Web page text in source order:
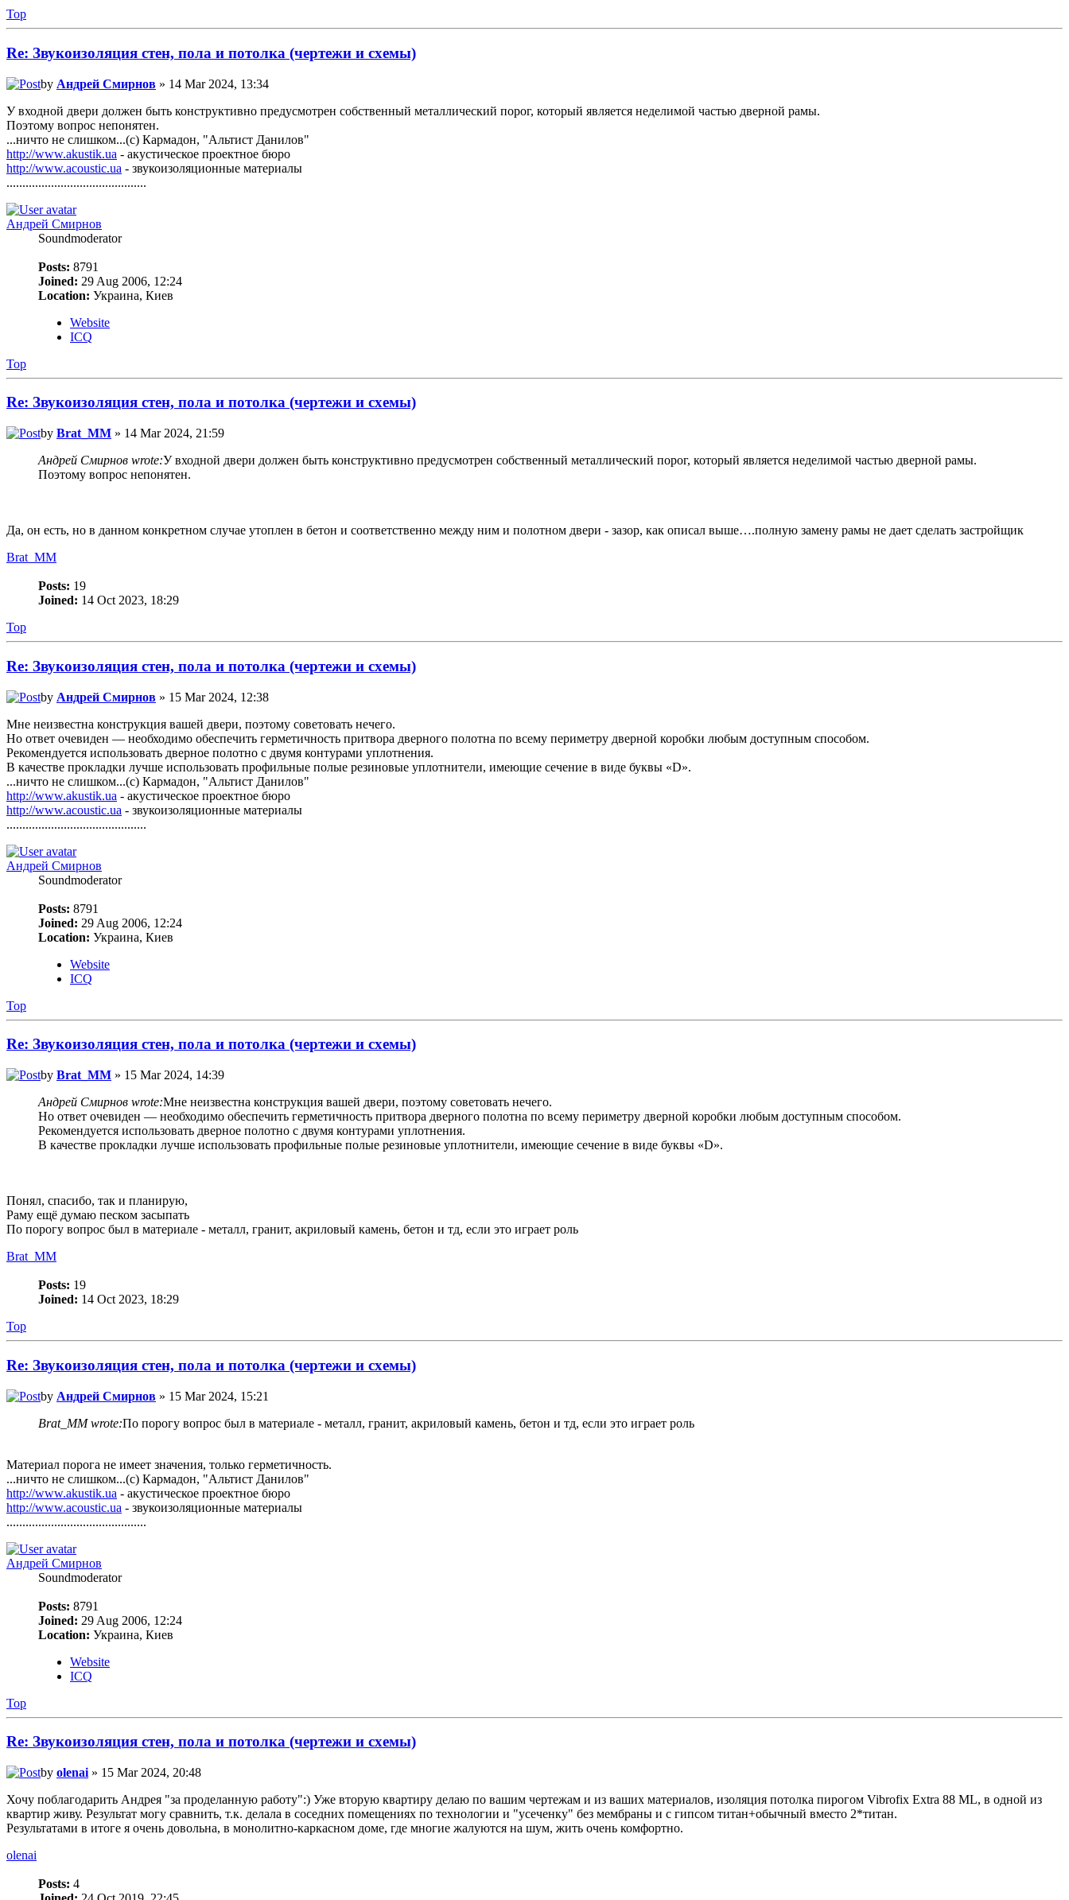
Top
Re: Звукоизоляция стен, пола и потолка (чертежи и схемы)
by Андрей Смирнов » 14 Mar 2024, 13:34
У входной двери должен быть конструктивно предусмотрен собственный металлический порог, который является неделимой частью дверной рамы.
Поэтому вопрос непонятен.
...ничто не слишком...(с) Кармадон, "Альтист Данилов"
http://www.akustik.ua - акустическое проектное бюро
http://www.acoustic.ua - звукоизоляционные материалы
............................................
Андрей Смирнов
Soundmoderator
Posts: 8791
Joined: 29 Aug 2006, 12:24
Location: Украина, Киев
Website
ICQ
Top
Re: Звукоизоляция стен, пола и потолка (чертежи и схемы)
by Brat_MM » 14 Mar 2024, 21:59
Андрей Смирнов wrote:У входной двери должен быть конструктивно предусмотрен собственный металлический порог, который является неделимой частью дверной рамы.
Поэтому вопрос непонятен.
Да, он есть, но в данном конкретном случае утоплен в бетон и соответственно между ним и полотном двери - зазор, как описал выше….полную замену рамы не дает сделать застройщик
Brat_MM
Posts: 19
Joined: 14 Oct 2023, 18:29
Top
Re: Звукоизоляция стен, пола и потолка (чертежи и схемы)
by Андрей Смирнов » 15 Mar 2024, 12:38
Мне неизвестна конструкция вашей двери, поэтому советовать нечего.
Но ответ очевиден — необходимо обеспечить герметичность притвора дверного полотна по всему периметру дверной коробки любым доступным способом.
Рекомендуется использовать дверное полотно с двумя контурами уплотнения.
В качестве прокладки лучше использовать профильные полые резиновые уплотнители, имеющие сечение в виде буквы «D».
...ничто не слишком...(с) Кармадон, "Альтист Данилов"
http://www.akustik.ua - акустическое проектное бюро
http://www.acoustic.ua - звукоизоляционные материалы
............................................
Андрей Смирнов
Soundmoderator
Posts: 8791
Joined: 29 Aug 2006, 12:24
Location: Украина, Киев
Website
ICQ
Top
Re: Звукоизоляция стен, пола и потолка (чертежи и схемы)
by Brat_MM » 15 Mar 2024, 14:39
Андрей Смирнов wrote:Мне неизвестна конструкция вашей двери, поэтому советовать нечего.
Но ответ очевиден — необходимо обеспечить герметичность притвора дверного полотна по всему периметру дверной коробки любым доступным способом.
Рекомендуется использовать дверное полотно с двумя контурами уплотнения.
В качестве прокладки лучше использовать профильные полые резиновые уплотнители, имеющие сечение в виде буквы «D».
Понял, спасибо, так и планирую,
Раму ещё думаю песком засыпать
По порогу вопрос был в материале - металл, гранит, акриловый камень, бетон и тд, если это играет роль
Brat_MM
Posts: 19
Joined: 14 Oct 2023, 18:29
Top
Re: Звукоизоляция стен, пола и потолка (чертежи и схемы)
by Андрей Смирнов » 15 Mar 2024, 15:21
Brat_MM wrote:По порогу вопрос был в материале - металл, гранит, акриловый камень, бетон и тд, если это играет роль
Материал порога не имеет значения, только герметичность.
...ничто не слишком...(с) Кармадон, "Альтист Данилов"
http://www.akustik.ua - акустическое проектное бюро
http://www.acoustic.ua - звукоизоляционные материалы
............................................
Андрей Смирнов
Soundmoderator
Posts: 8791
Joined: 29 Aug 2006, 12:24
Location: Украина, Киев
Website
ICQ
Top
Re: Звукоизоляция стен, пола и потолка (чертежи и схемы)
by olenai » 15 Mar 2024, 20:48
Хочу поблагодарить Андрея "за проделанную работу":) Уже вторую квартиру делаю по вашим чертежам и из ваших материалов, изоляция потолка пирогом Vibrofix Extra 88 ML, в одной из
квартир живу. Результат могу сравнить, т.к. делала в соседних помещениях по технологии и "усеченку" без мембраны и с гипсом титан+обычный вместо 2*титан.
Результатами в итоге я очень довольна, в монолитно-каркасном доме, где многие жалуются на шум, жить очень комфортно.
olenai
Posts: 4